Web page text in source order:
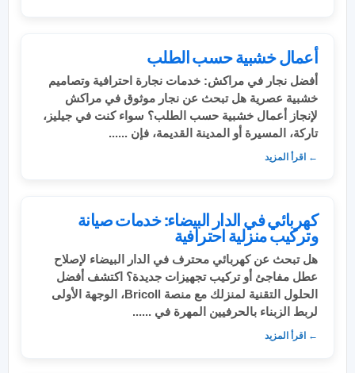
أعمال خشبية حسب الطلب
أفضل نجار في مراكش: خدمات نجارة احترافية وتصاميم
خشبية عصرية هل تبحث عن نجار موثوق في مراكش
لإنجاز أعمال خشبية حسب الطلب؟ سواء كنت في جيليز،
تاركة، المسيرة أو المدينة القديمة، فإن ......
← اقرأ المزيد
كهربائي في الدار البيضاء: خدمات صيانة
وتركيب منزلية احترافية
هل تبحث عن كهربائي محترف في الدار البيضاء لإصلاح
عطل مفاجئ أو تركيب تجهيزات جديدة؟ اكتشف أفضل
الحلول التقنية لمنزلك مع منصة Bricoll، الوجهة الأولى
لربط الزبناء بالحرفيين المهرة في ......
← اقرأ المزيد